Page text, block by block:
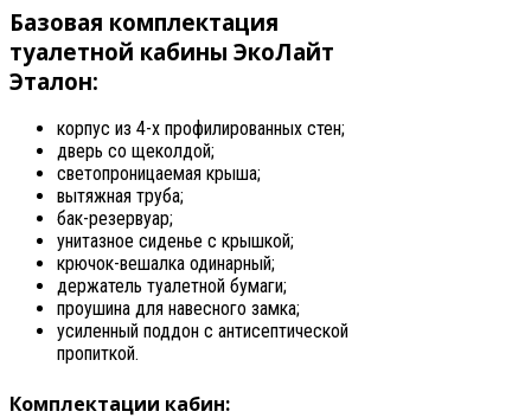
Базовая комплектация
туалетной кабины ЭкоЛайт
Эталон:
корпус из 4-х профилированных стен;
дверь со щеколдой;
светопроницаемая крыша;
вытяжная труба;
бак-резервуар;
унитазное сиденье с крышкой;
крючок-вешалка одинарный;
держатель туалетной бумаги;
проушина для навесного замка;
усиленный поддон с антисептической
пропиткой.
Комплектации кабин: